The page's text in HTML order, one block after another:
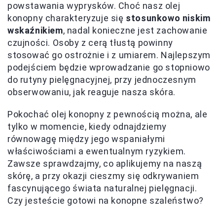
powstawania wyprysków. Choć nasz olej
konopny charakteryzuje się stosunkowo niskim
wskaźnikiem, nadal konieczne jest zachowanie
czujności. Osoby z cerą tłustą powinny
stosować go ostrożnie i z umiarem. Najlepszym
podejściem będzie wprowadzanie go stopniowo
do rutyny pielęgnacyjnej, przy jednoczesnym
obserwowaniu, jak reaguje nasza skóra.
Pokochać olej konopny z pewnością można, ale
tylko w momencie, kiedy odnajdziemy
równowagę między jego wspaniałymi
właściwościami a ewentualnym ryzykiem.
Zawsze sprawdzajmy, co aplikujemy na naszą
skórę, a przy okazji cieszmy się odkrywaniem
fascynującego świata naturalnej pielęgnacji.
Czy jesteście gotowi na konopne szaleństwo?